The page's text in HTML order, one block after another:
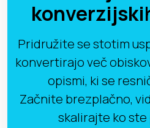
Pridružite se stotim
konvertirajo več
opismi, ki se
Začnite brezplačno,
skalirajte ko